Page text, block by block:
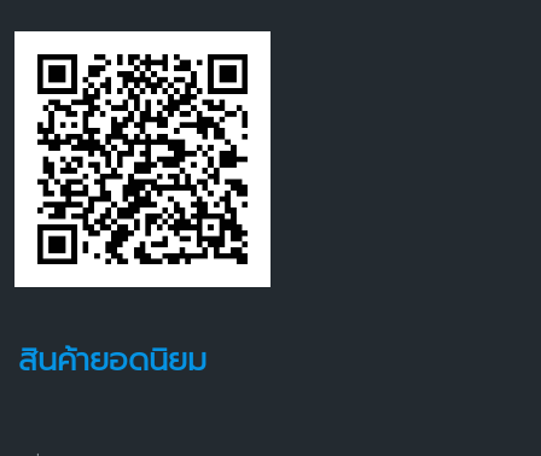
สินค้ายอดนิยม